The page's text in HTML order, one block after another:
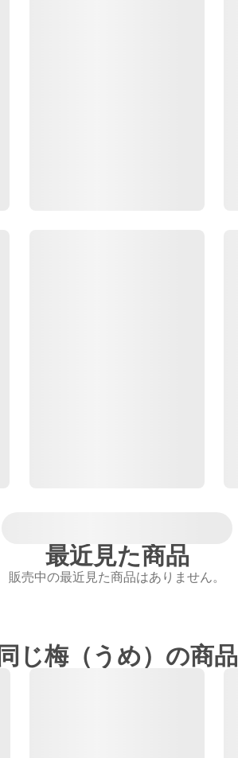
最近見た商品
販売中の最近見た商品はありません。
同じ梅（うめ）の商品